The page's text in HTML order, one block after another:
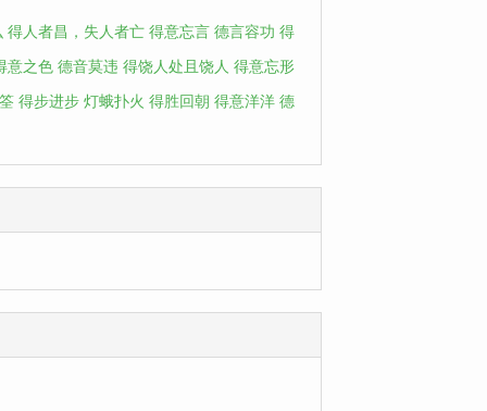
得人者昌，失人者亡 得意忘言 德言容功 得
意之色 德音莫违 得饶人处且饶人 得意忘形
得步进步 灯蛾扑火 得胜回朝 得意洋洋 德